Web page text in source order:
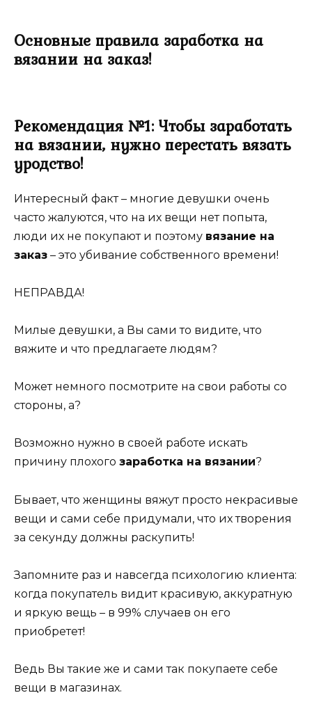
Основные правила заработка на
вязании на заказ!
Рекомендация №1: Чтобы заработать
на вязании, нужно перестать вязать
уродство!
Интересный факт – многие девушки очень
часто жалуются, что на их вещи нет попыта,
люди их не покупают и поэтому вязание на
заказ – это убивание собственного времени!
НЕПРАВДА!
Милые девушки, а Вы сами то видите, что
вяжите и что предлагаете людям?
Может немного посмотрите на свои работы со
стороны, а?
Возможно нужно в своей работе искать
причину плохого заработка на вязании?
Бывает, что женщины вяжут просто некрасивые
вещи и сами себе придумали, что их творения
за секунду должны раскупить!
Запомните раз и навсегда психологию клиента:
когда покупатель видит красивую, аккуратную
и яркую вещь – в 99% случаев он его
приобретет!
Ведь Вы такие же и сами так покупаете себе
вещи в магазинах.